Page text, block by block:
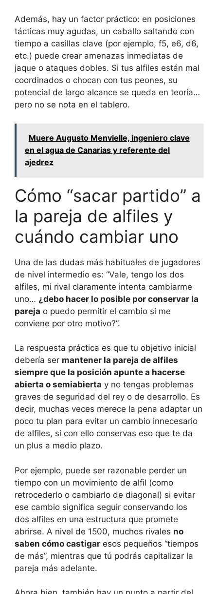
Además, hay un factor práctico: en posiciones
tácticas muy agudas, un caballo saltando con
tiempo a casillas clave (por ejemplo, f5, e6, d6,
etc.) puede crear amenazas inmediatas de
jaque o ataques dobles. Si tus alfiles están mal
coordinados o chocan con tus peones, su
potencial de largo alcance se queda en teoría…
pero no se nota en el tablero.
Muere Augusto Menvielle, ingeniero clave
en el agua de Canarias y referente del
ajedrez
Cómo “sacar partido” a
la pareja de alfiles y
cuándo cambiar uno
Una de las dudas más habituales de jugadores
de nivel intermedio es: “Vale, tengo los dos
alfiles, mi rival claramente intenta cambiarme
uno… ¿debo hacer lo posible por conservar la
pareja o puedo permitir el cambio si me
conviene por otro motivo?”.
La respuesta práctica es que tu objetivo inicial
debería ser mantener la pareja de alfiles
siempre que la posición apunte a hacerse
abierta o semiabierta y no tengas problemas
graves de seguridad del rey o de desarrollo. Es
decir, muchas veces merece la pena adaptar un
poco tu plan para evitar un cambio innecesario
de alfiles, si con ello conservas eso que te da
un plus a medio plazo.
Por ejemplo, puede ser razonable perder un
tiempo con un movimiento de alfil (como
retrocederlo o cambiarlo de diagonal) si evitar
ese cambio significa seguir conservando los
dos alfiles en una estructura que promete
abrirse. A nivel de 1500, muchos rivales no
saben cómo castigar esos pequeños “tiempos
de más”, mientras que tú podrás capitalizar la
pareja más adelante.